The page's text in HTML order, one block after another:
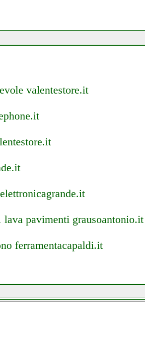
valentestore.it
pavimenti grausoantonio.it
ferramentacapaldi.it
fili grausoantonio.it